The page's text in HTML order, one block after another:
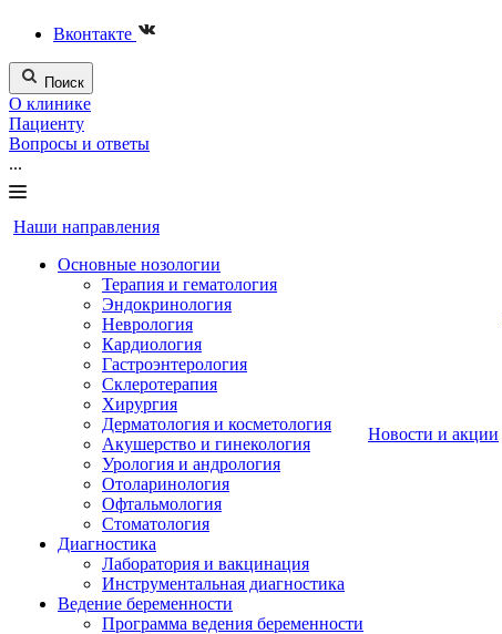
Вконтакте
Поиск
О клинике
Пациенту
Вопросы и ответы
...
Наши направления
Основные нозологии
Терапия и гематология
Эндокринология
Неврология
Кардиология
Гастроэнтерология
Склеротерапия
Хирургия
Дерматология и косметология
Акушерство и гинекология
Урология и андрология
Отоларинология
Офтальмология
Стоматология
Диагностика
Лаборатория и вакцинация
Инструментальная диагностика
Ведение беременности
Программа ведения беременности
Новости и акции